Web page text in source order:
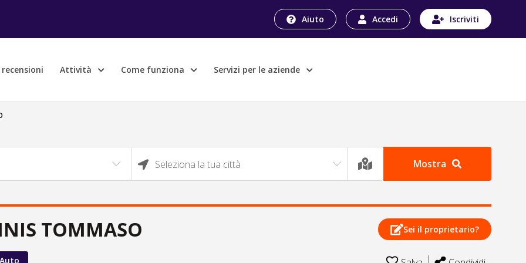
Aiuto Accedi Iscriviti
Attività Come funziona Servizi per le aziende
Seleziona la tua città Mostra
TOMMASO Sei il proprietario?